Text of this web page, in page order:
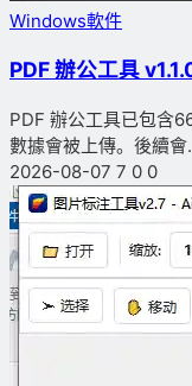
Windows軟件
PDF 辦公工具
PDF 辦公工具已包含
數據會被上傳。後續會
2026-08-07 7 0 0